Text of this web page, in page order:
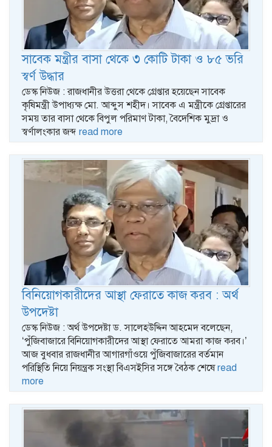
সাবেক মন্ত্রীর বাসা থেকে ৩ কোটি টাকা ও ৮৫ ভরি
স্বর্ণ উদ্ধার
ডেস্ক নিউজ : রাজধানীর উত্তরা থেকে গ্রেপ্তার হয়েছেন সাবেক
কৃষিমন্ত্রী উপাধ্যক্ষ মো. আব্দুস শহীদ। সাবেক এ মন্ত্রীকে গ্রেপ্তারের
সময় তার বাসা থেকে বিপুল পরিমাণ টাকা, বৈদেশিক মুদ্রা ও
স্বর্ণালংকার জব্দ read more
বিনিয়োগকারীদের আস্থা ফেরাতে কাজ করব : অর্থ
উপদেষ্টা
ডেস্ক নিউজ : অর্থ উপদেষ্টা ড. সালেহউদ্দিন আহমেদ বলেছেন,
‌‘পুঁজিবাজারে বিনিয়োগকারীদের আস্থা ফেরাতে আমরা কাজ করব।’
আজ বুধবার রাজধানীর আগারগাঁওয়ে পুঁজিবাজারের বর্তমান
পরিস্থিতি নিয়ে নিয়ন্ত্রক সংস্থা বিএসইসির সঙ্গে বৈঠক শেষেread
more